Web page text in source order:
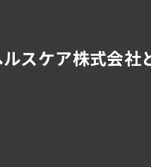
スケア株式会社